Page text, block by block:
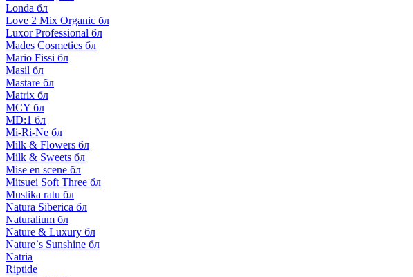
Londa бл
Love 2 Mix Organic бл
Luxor Professional бл
Mades Cosmetics бл
Mario Fissi бл
Masil бл
Mastare бл
Matrix бл
MCY бл
MD:1 бл
Mi-Ri-Ne бл
Milk & Flowers бл
Milk & Sweets бл
Mise en scene бл
Mitsuei Soft Three бл
Mustika ratu бл
Natura Siberica бл
Naturalium бл
Nature & Luxury бл
Nature`s Sunshine бл
Natria
Riptide